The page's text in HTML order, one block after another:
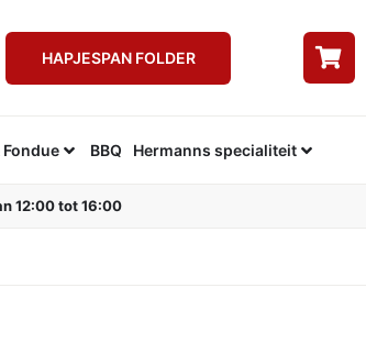
HAPJESPAN FOLDER
BBQ Hermanns specialiteit
12:00 tot 16:00